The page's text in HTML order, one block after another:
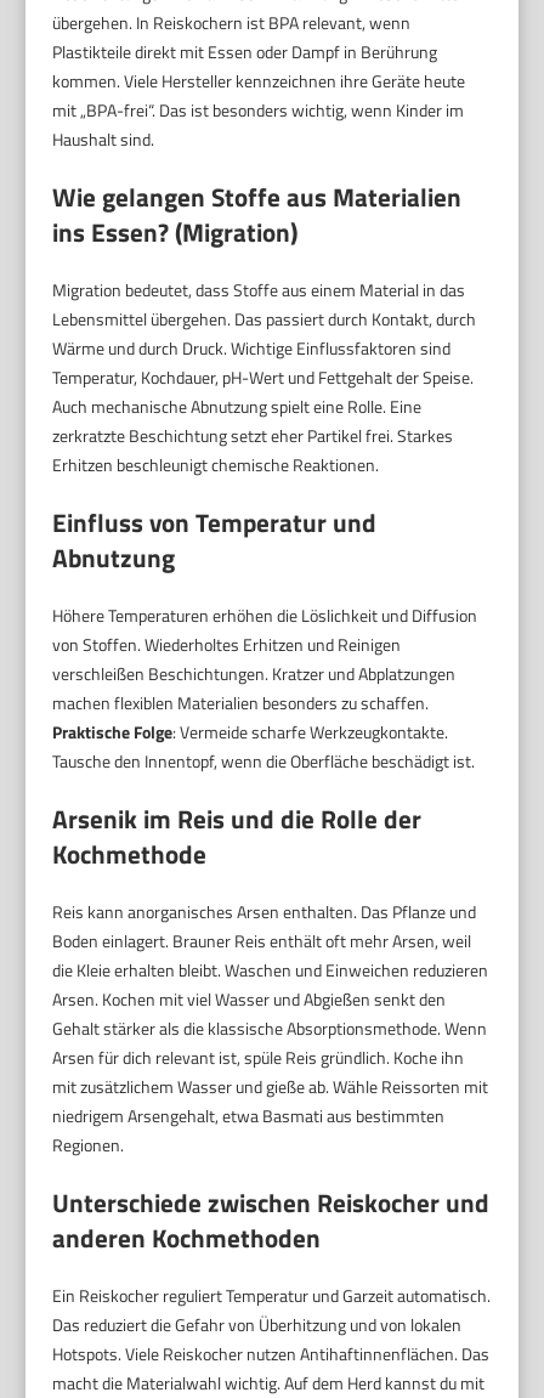
übergehen. In Reiskochern ist BPA relevant, wenn
Plastikteile direkt mit Essen oder Dampf in Berührung
kommen. Viele Hersteller kennzeichnen ihre Geräte heute
mit „BPA-frei“. Das ist besonders wichtig, wenn Kinder im
Haushalt sind.
Wie gelangen Stoffe aus Materialien
ins Essen? (Migration)
Migration bedeutet, dass Stoffe aus einem Material in das
Lebensmittel übergehen. Das passiert durch Kontakt, durch
Wärme und durch Druck. Wichtige Einflussfaktoren sind
Temperatur, Kochdauer, pH-Wert und Fettgehalt der Speise.
Auch mechanische Abnutzung spielt eine Rolle. Eine
zerkratzte Beschichtung setzt eher Partikel frei. Starkes
Erhitzen beschleunigt chemische Reaktionen.
Einfluss von Temperatur und
Abnutzung
Höhere Temperaturen erhöhen die Löslichkeit und Diffusion
von Stoffen. Wiederholtes Erhitzen und Reinigen
verschleißen Beschichtungen. Kratzer und Abplatzungen
machen flexiblen Materialien besonders zu schaffen.
Praktische Folge: Vermeide scharfe Werkzeugkontakte.
Tausche den Innentopf, wenn die Oberfläche beschädigt ist.
Arsenik im Reis und die Rolle der
Kochmethode
Reis kann anorganisches Arsen enthalten. Das Pflanze und
Boden einlagert. Brauner Reis enthält oft mehr Arsen, weil
die Kleie erhalten bleibt. Waschen und Einweichen reduzieren
Arsen. Kochen mit viel Wasser und Abgießen senkt den
Gehalt stärker als die klassische Absorptionsmethode. Wenn
Arsen für dich relevant ist, spüle Reis gründlich. Koche ihn
mit zusätzlichem Wasser und gieße ab. Wähle Reissorten mit
niedrigem Arsengehalt, etwa Basmati aus bestimmten
Regionen.
Unterschiede zwischen Reiskocher und
anderen Kochmethoden
Ein Reiskocher reguliert Temperatur und Garzeit automatisch.
Das reduziert die Gefahr von Überhitzung und von lokalen
Hotspots. Viele Reiskocher nutzen Antihaftinnenflächen. Das
macht die Materialwahl wichtig. Auf dem Herd kannst du mit